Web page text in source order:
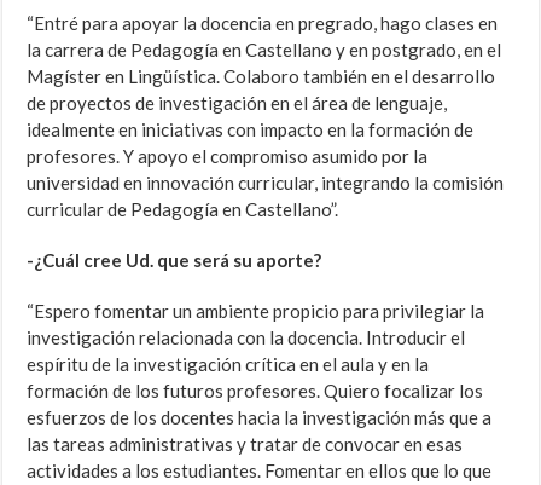
“Entré para apoyar la docencia en pregrado, hago clases en
la carrera de Pedagogía en Castellano y en postgrado, en el
Magíster en Lingüística. Colaboro también en el desarrollo
de proyectos de investigación en el área de lenguaje,
idealmente en iniciativas con impacto en la formación de
profesores. Y apoyo el compromiso asumido por la
universidad en innovación curricular, integrando la comisión
curricular de Pedagogía en Castellano”.
-¿Cuál cree Ud. que será su aporte?
“Espero fomentar un ambiente propicio para privilegiar la
investigación relacionada con la docencia. Introducir el
espíritu de la investigación crítica en el aula y en la
formación de los futuros profesores. Quiero focalizar los
esfuerzos de los docentes hacia la investigación más que a
las tareas administrativas y tratar de convocar en esas
actividades a los estudiantes. Fomentar en ellos que lo que